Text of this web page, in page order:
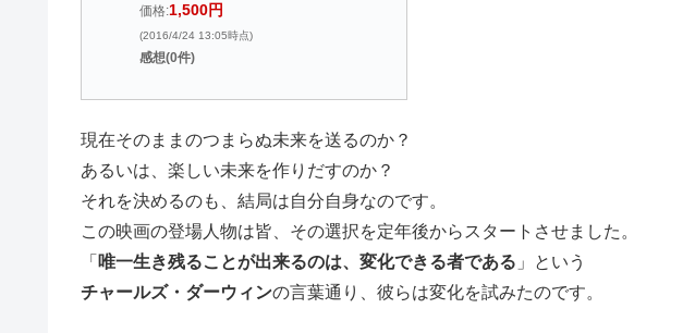
価格:1,500円
(2016/4/24 13:05時点)
感想(0件)
現在そのままのつまらぬ未来を送るのか？
あるいは、楽しい未来を作りだすのか？
それを決めるのも、結局は自分自身なのです。
この映画の登場人物は皆、その選択を定年後からスタートさせました。
「 唯一生き残ることが出来るのは、変化できる者である 」という
チャールズ・ダーウィンの言葉通り、彼らは変化を試みたのです。